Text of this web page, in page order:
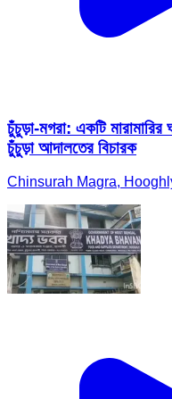
চুঁচুড়া-মগরা: একটি
চুঁচুড়া আদালতের বিচারক
Chinsurah Magra,